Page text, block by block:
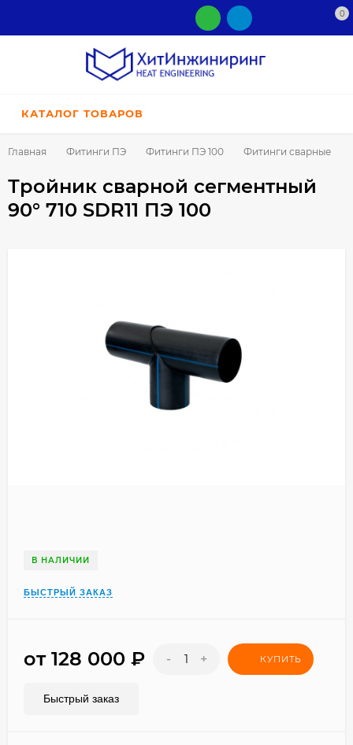
0
КАТАЛОГ ТОВАРОВ
Главная Фитинги ПЭ Фитинги ПЭ 100 Фитинги сварные
Тройник сварной сегментный
90° 710 SDR11 ПЭ 100
В НАЛИЧИИ
БЫСТРЫЙ ЗАКАЗ
от 128 000 ₽ - + КУПИТЬ
Быстрый заказ